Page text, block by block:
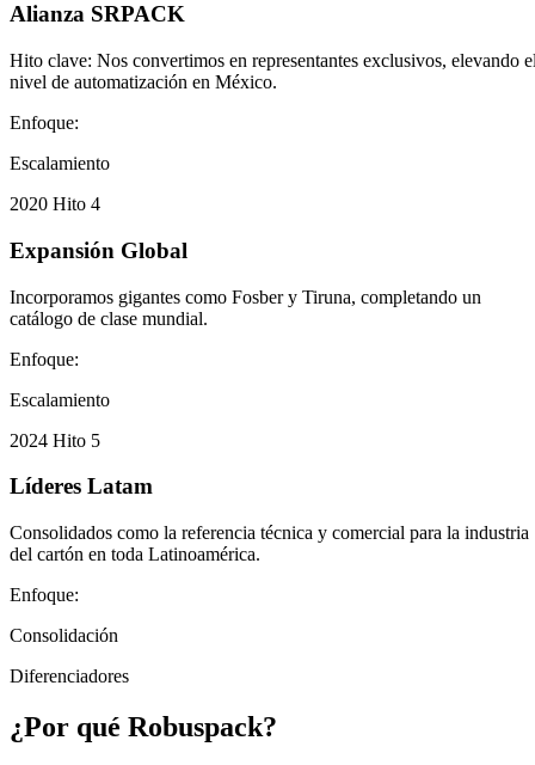
Alianza SRPACK
Hito clave: Nos convertimos en representantes exclusivos, elevando
nivel de automatización en México.
Enfoque:
Escalamiento
2020 Hito 4
Expansión Global
Incorporamos gigantes como Fosber y Tiruna, completando un
catálogo de clase mundial.
Enfoque:
Escalamiento
2024 Hito 5
Líderes Latam
Consolidados como la referencia técnica y comercial para la industria
del cartón en toda Latinoamérica.
Enfoque:
Consolidación
Diferenciadores
¿Por qué Robuspack?